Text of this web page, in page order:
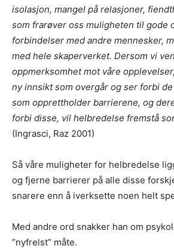
isolasjon, mangel på relasjoner,
som frarøver oss muligheten til gode
forbindelser med andre mennesker,
med hele skaperverket. Dersom vi
oppmerksomhet mot våre
ny innsikt som overgår og ser forbi
som opprettholder barrierene, og
forbi disse, vil helbredelse fremstå
(Ingrasci, Raz 2001)
Så våre muligheter for helbredelse
og fjerne barrierer på alle disse
snarere enn å iverksette noen helt
Med andre ord snakker han om
”nyfrelst” måte.